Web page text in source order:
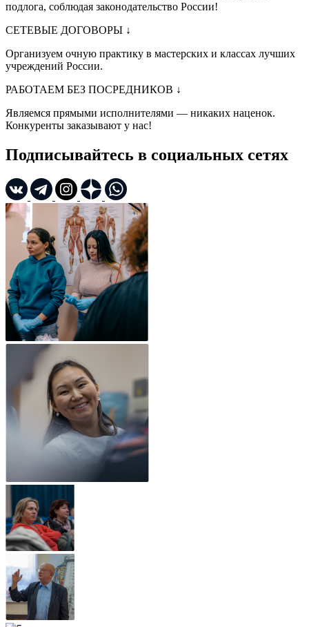
подлога, соблюдая законодательство России!
СЕТЕВЫЕ ДОГОВОРЫ ↓
Организуем очную практику в мастерских и классах лучших
учреждений России.
РАБОТАЕМ БЕЗ ПОСРЕДНИКОВ ↓
Являемся прямыми исполнителями — никаких наценок.
Конкуренты заказывают у нас!
Подписывайтесь в социальных сетях